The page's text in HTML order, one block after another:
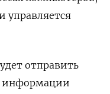
управляется
отправить
информации